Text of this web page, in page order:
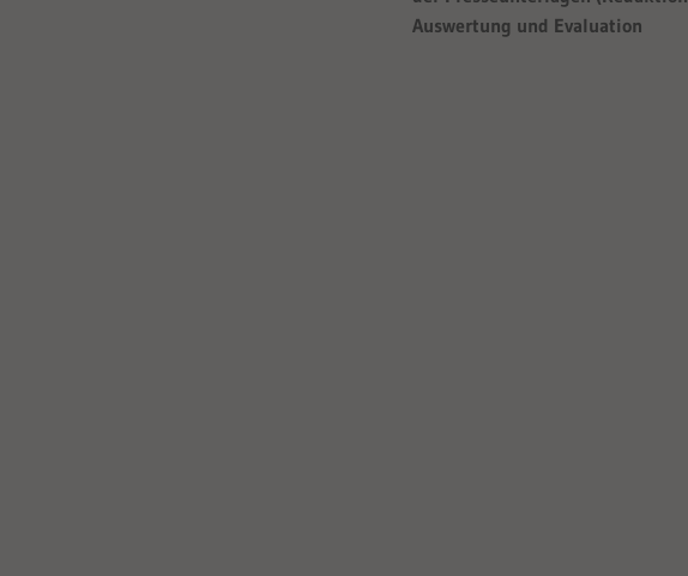
Auswertung und Evaluation